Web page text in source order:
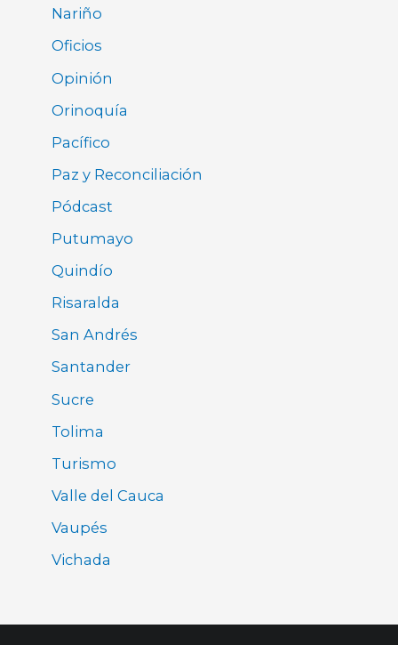
Nariño
Oficios
Opinión
Orinoquía
Pacífico
Paz y Reconciliación
Pódcast
Putumayo
Quindío
Risaralda
San Andrés
Santander
Sucre
Tolima
Turismo
Valle del Cauca
Vaupés
Vichada